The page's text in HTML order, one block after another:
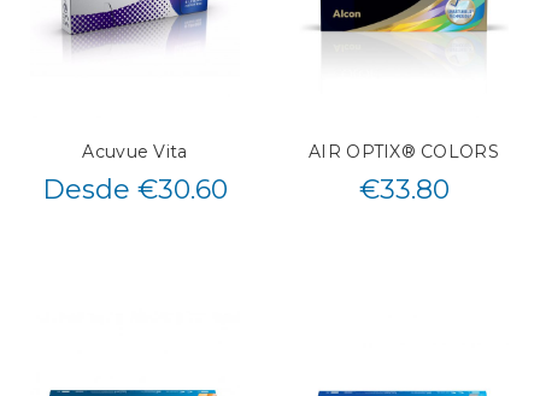
Acuvue Vita
Desde €30.60
AIR OPTIX® COLORS
€33.80